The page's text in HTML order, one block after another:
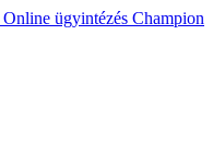
Online ügyintézés Champion